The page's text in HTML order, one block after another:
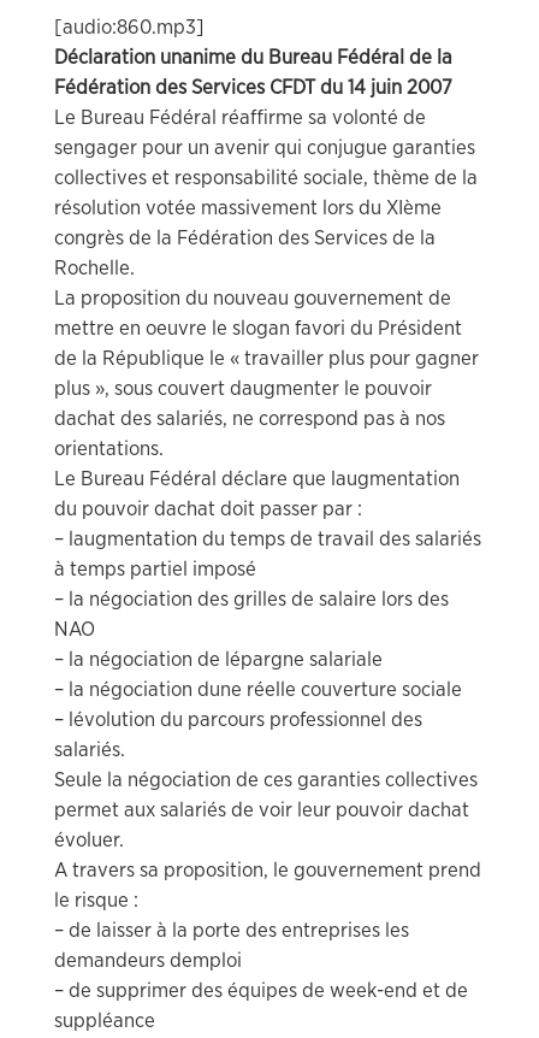
[audio:860.mp3]
Déclaration unanime du Bureau Fédéral de la
Fédération des Services CFDT du 14 juin 2007
Le Bureau Fédéral réaffirme sa volonté de
sengager pour un avenir qui conjugue garanties
collectives et responsabilité sociale, thème de la
résolution votée massivement lors du XIème
congrès de la Fédération des Services de la
Rochelle.
La proposition du nouveau gouvernement de
mettre en oeuvre le slogan favori du Président
de la République le « travailler plus pour gagner
plus », sous couvert daugmenter le pouvoir
dachat des salariés, ne correspond pas à nos
orientations.
Le Bureau Fédéral déclare que laugmentation
du pouvoir dachat doit passer par :
– laugmentation du temps de travail des salariés
à temps partiel imposé
– la négociation des grilles de salaire lors des
NAO
– la négociation de lépargne salariale
– la négociation dune réelle couverture sociale
– lévolution du parcours professionnel des
salariés.
Seule la négociation de ces garanties collectives
permet aux salariés de voir leur pouvoir dachat
évoluer.
A travers sa proposition, le gouvernement prend
le risque :
– de laisser à la porte des entreprises les
demandeurs demploi
– de supprimer des équipes de week-end et de
suppléance